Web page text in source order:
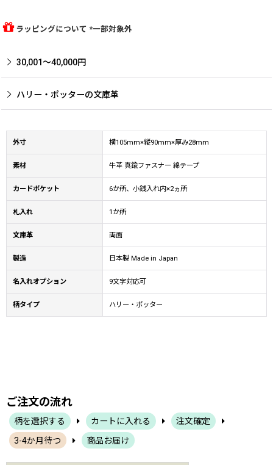
ラッピングについて *一部対象外
30,001〜40,000円
ハリー・ポッターの文庫革
外寸 横105mm×縦90mm×厚み28mm
素材 牛革 真鍮ファスナー 綿テープ
カードポケット 6か所、小銭入れ内×2ヵ所
札入れ 1か所
文庫革 両面
製造 日本製 Made in Japan
名入れオプション 9文字対応可
柄タイプ ハリー・ポッター
ご注文の流れ
柄を選択する カートに入れる
注文確定
3-4か月待つ
商品お届け